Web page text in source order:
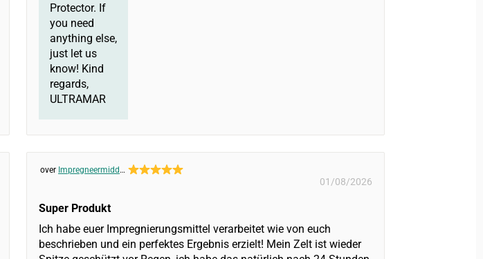
Protector. If
you need
anything else,
just let us
know! Kind
regards,
ULTRAMAR
Impregneermiddel:
01/08/2026
Super Produkt
Ich habe euer Impregnierungsmittel verarbeitet wie von euch
beschrieben und ein perfektes Ergebnis erzielt! Mein Zelt ist wieder